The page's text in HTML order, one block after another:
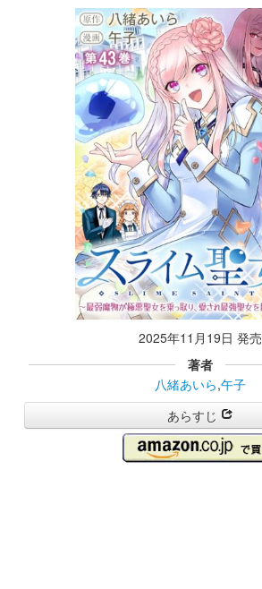
2025年11月19日 発売
著者
八緒あいら,午子
あらすじ